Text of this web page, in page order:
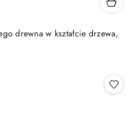
drewna w kształcie drzewa,